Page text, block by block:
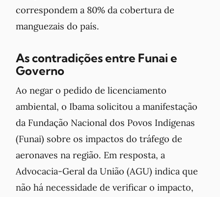
correspondem a 80% da cobertura de
manguezais do país.
As contradições entre Funai e
Governo
Ao negar o pedido de licenciamento
ambiental, o Ibama solicitou a manifestação
da Fundação Nacional dos Povos Indígenas
(Funai) sobre os impactos do tráfego de
aeronaves na região. Em resposta, a
Advocacia-Geral da União (AGU) indica que
não há necessidade de verificar o impacto,